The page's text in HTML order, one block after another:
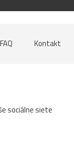
FAQ Kontakt
sociálne siete